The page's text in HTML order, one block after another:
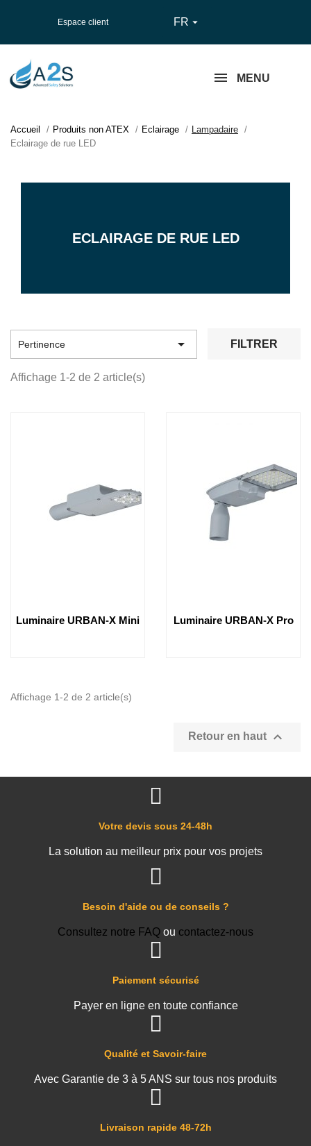
Espace client FR 
MENU
Accueil Produits non ATEX Eclairage
Lampadaire
Eclairage de rue LED
ECLAIRAGE DE RUE LED
Pertinence  FILTRER
Affichage 1-2 de 2 article(s)
Luminaire URBAN-X Mini Luminaire URBAN-X Pro
Affichage 1-2 de 2 article(s)
Retour en haut 
Livraison rapide 48-72h
Qualité et Savoir-faire
Avec Garantie de 3 à 5 ANS sur tous nos produits
Paiement sécurisé
Payer en ligne en toute confiance
Besoin d'aide ou de conseils ?
Consultez notre FAQ ou contactez-nous
Votre devis sous 24-48h
La solution au meilleur prix pour vos projets